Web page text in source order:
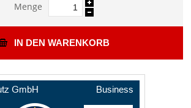
Menge
IN DEN WARENKORB